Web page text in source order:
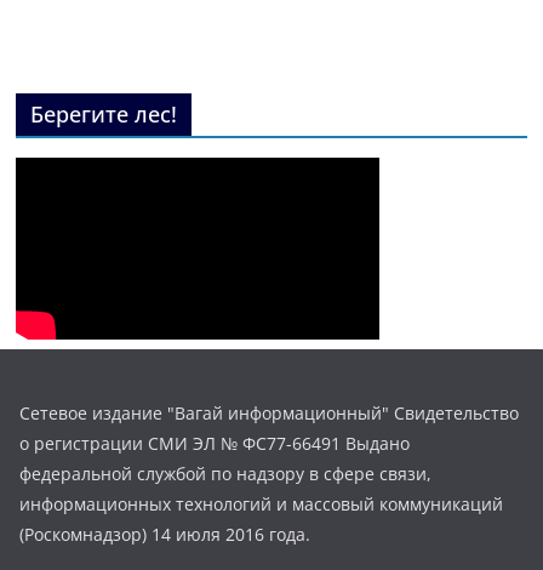
Берегите лес!
Сетевое издание "Вагай информационный" Свидетельство
о регистрации СМИ ЭЛ № ФС77-66491 Выдано
федеральной службой по надзору в сфере связи,
информационных технологий и массовый коммуникаций
(Роскомнадзор) 14 июля 2016 года.